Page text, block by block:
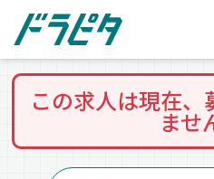
この求人は現在、
ませ